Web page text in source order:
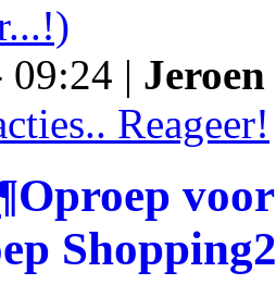
|
Reageer!
Oproep